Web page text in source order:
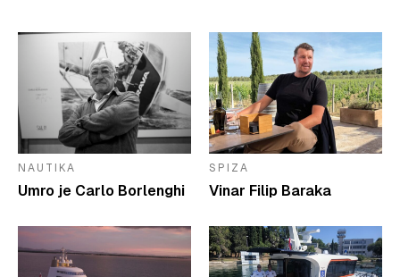
NAUTIKA
Umro je Carlo Borlenghi
SPIZA
Vinar Filip Baraka